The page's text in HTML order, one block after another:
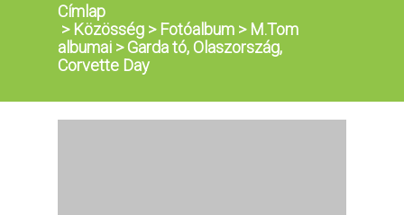
Címlap
> Közösség > Fotóalbum > M.Tom
albumai >Garda tó, Olaszország,
Corvette Day